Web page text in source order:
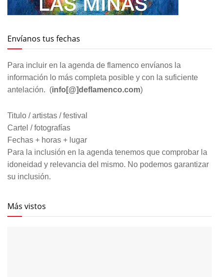
Envíanos tus fechas
Para incluir en la agenda de flamenco envíanos la
información lo más completa posible y con la suficiente
antelación. (info[@]deflamenco.com)
Titulo / artistas / festival
Cartel / fotografías
Fechas + horas + lugar
Para la inclusión en la agenda tenemos que comprobar la
idoneidad y relevancia del mismo. No podemos garantizar
su inclusión.
Más vistos